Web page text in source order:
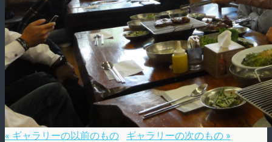
« ギャラリーの以前のもの
ギャラリーの次のもの »